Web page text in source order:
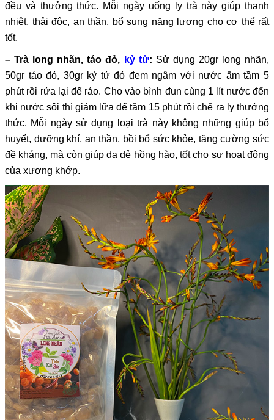
đều và thưởng thức. Mỗi ngày uống ly trà này giúp thanh
nhiệt, thải độc, an thần, bổ sung năng lượng cho cơ thể rất
tốt.
– Trà long nhãn, táo đỏ, kỷ tử: Sử dụng 20gr long nhãn,
50gr táo đỏ, 30gr kỷ tử đỏ đem ngâm với nước ấm tầm 5
phút rồi rửa lại để ráo. Cho vào bình đun cùng 1 lít nước đến
khi nước sôi thì giảm lữa để tầm 15 phút rồi chế ra ly thưởng
thức. Mỗi ngày sử dụng loại trà này không những giúp bổ
huyết, dưỡng khí, an thần, bồi bổ sức khỏe, tăng cường sức
đề kháng, mà còn giúp da dẻ hồng hào, tốt cho sự hoạt động
của xương khớp.